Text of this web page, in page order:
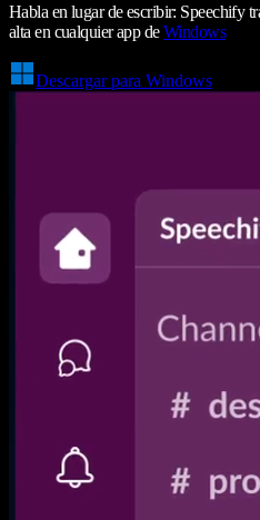
Habla en lugar de escribir: Speechify
alta en cualquier app deWindows
Descargar para Windows